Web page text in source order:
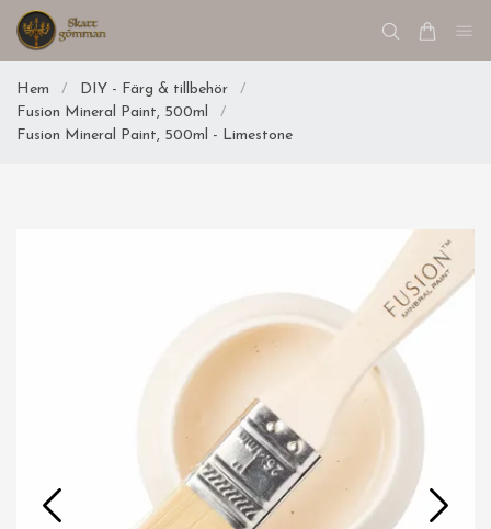
Hem / DIY - Färg & tillbehör
/
Fusion Mineral Paint, 500ml
/
Fusion Mineral Paint, 500ml - Limestone